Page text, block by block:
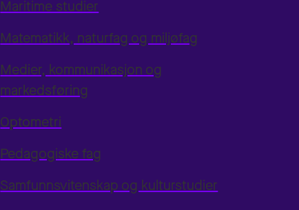
Maritime studier
Matematikk, naturfag og miljøfag
Medier, kommunikasjon og
markedsføring
Optometri
Pedagogiske fag
Samfunnsvitenskap og kulturstudier